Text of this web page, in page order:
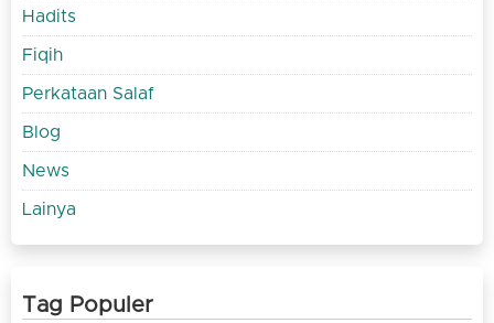
Hadits
Fiqih
Perkataan Salaf
Blog
News
Lainya
Tag Populer